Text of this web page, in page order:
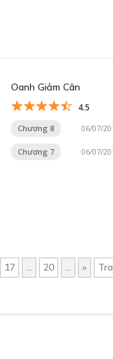
Oanh Giảm Cân
4.5
Chương 8 06/07/
Chương 7 06/07/
17 20 »